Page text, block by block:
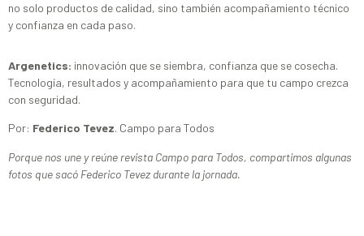
no solo productos de calidad, sino también acompañamiento técnico
y confianza en cada paso.
Argenetics: innovación que se siembra, confianza que se cosecha.
Tecnología, resultados y acompañamiento para que tu campo crezca
con seguridad.
Por: Federico Tevez. Campo para Todos
Porque nos une y reúne revista Campo para Todos, compartimos algunas
fotos que sacó Federico Tevez durante la jornada.